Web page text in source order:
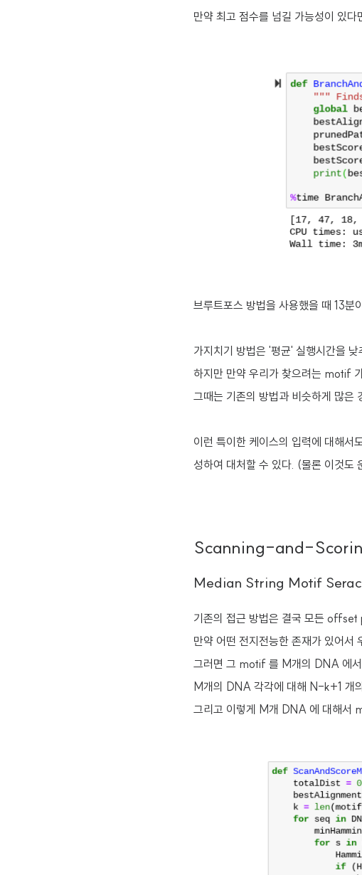
만약 최고 점수를 넘길 가능성이 있
브루트포스 방법을 사용했을 때 13분
가지치기 방법은 '평균' 실행시간을
하지만 만약 우리가 찾으려는 motif
그때는 기존의 방법과 비슷하게 많은
이런 특이한 케이스의 입력에 대해서
성하여 대처할 수 있다. (물론 이것도
Scanning-and-
Median String Motif
기존의 접근 방법은 결국 모든
만약 어떤 전지전능한 존재가 있어
그러면 그 motif 를 M개의 DNA 에서
M개의 DNA 각각에 대해 N-k+1 개
그리고 이렇게 M개 DNA 에 대해서